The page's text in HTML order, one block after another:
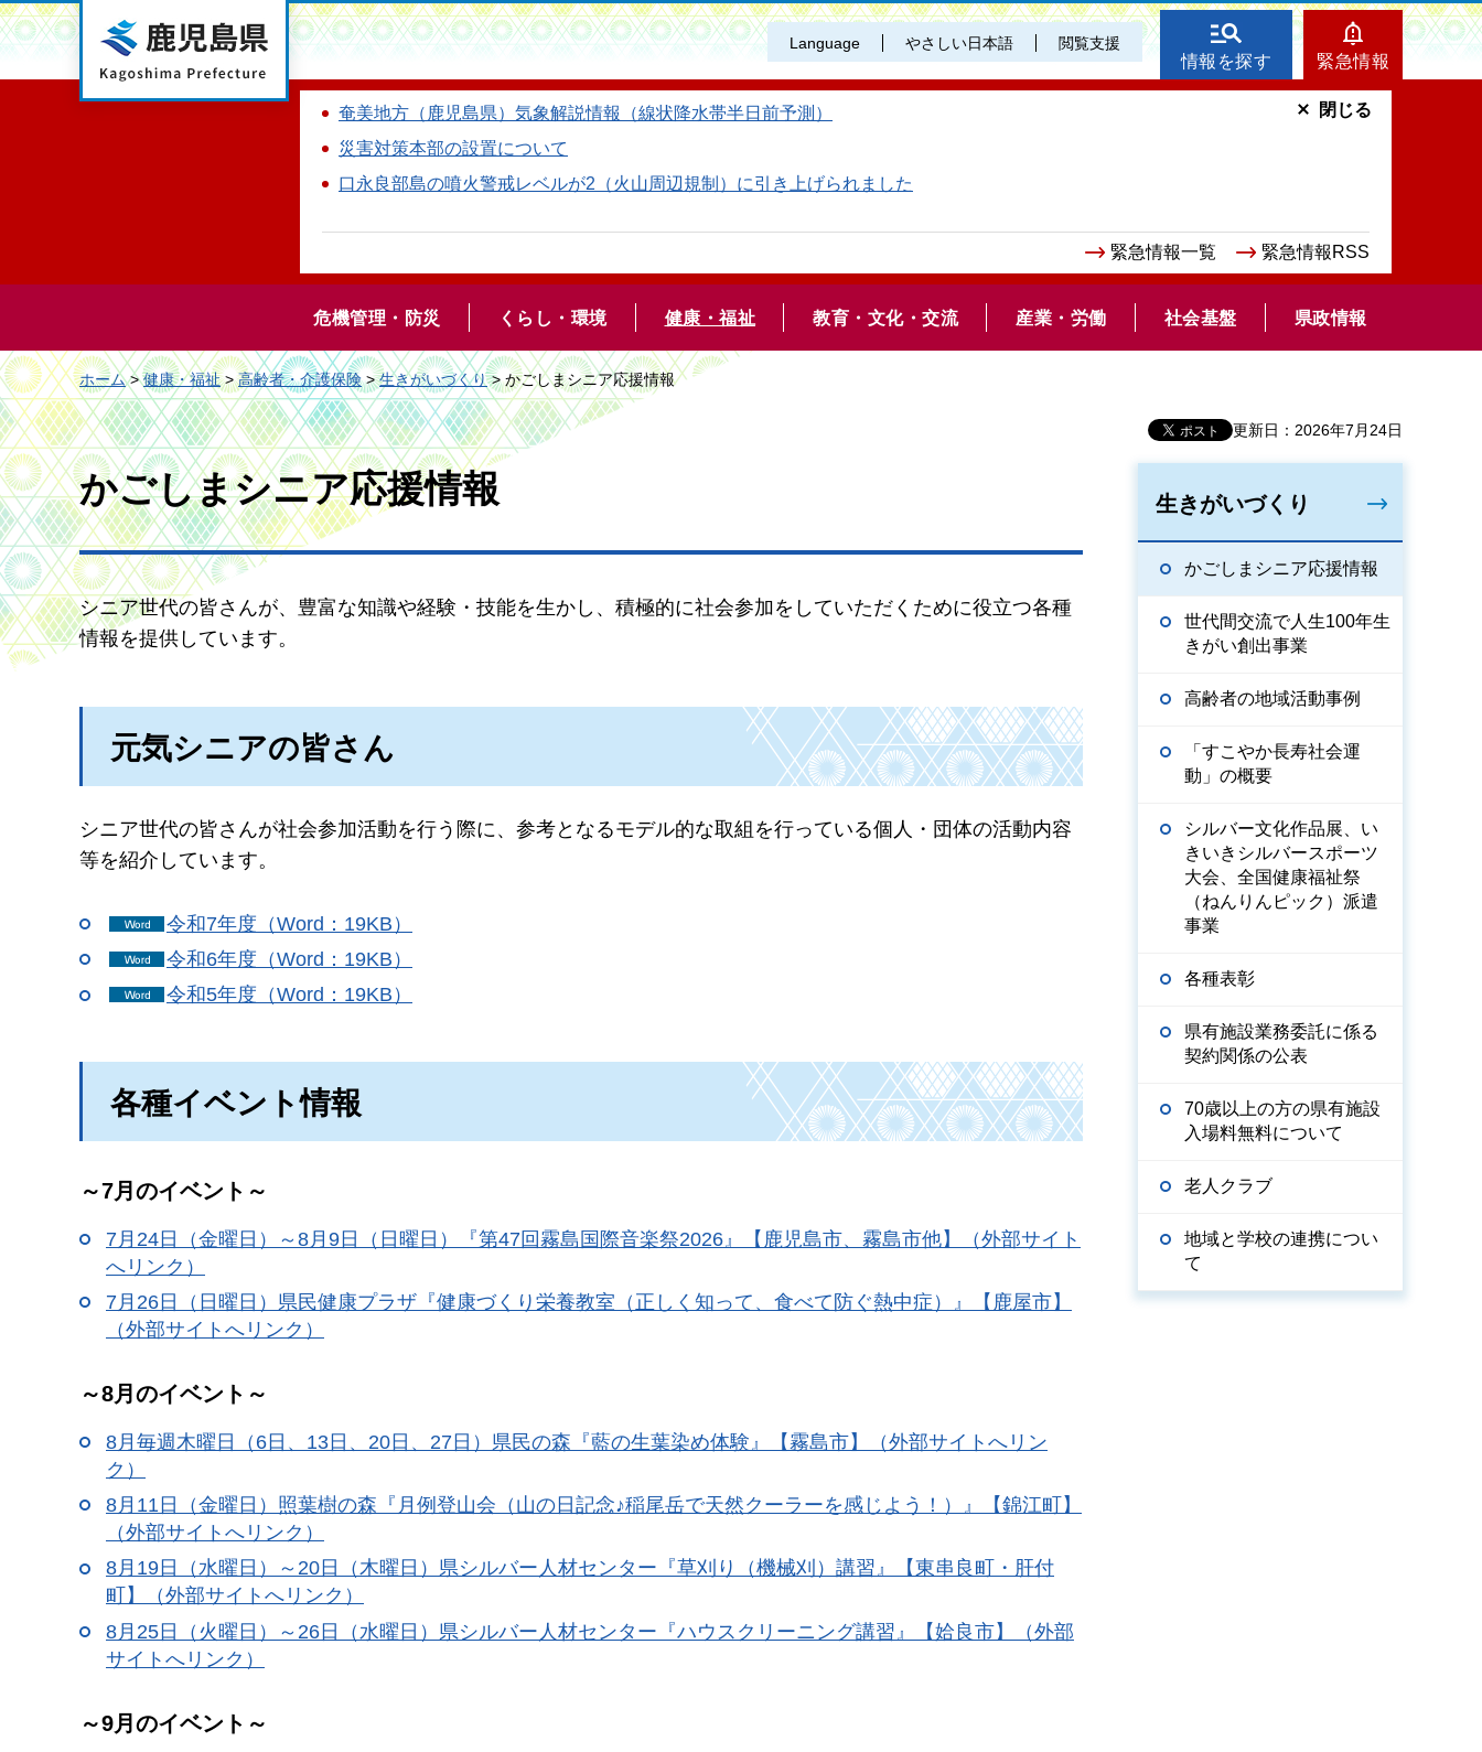
鹿児島県 Language やさしい日本語 閲覧支援
情報を探す 緊急情報
奄美地方（鹿児島県）気象解説情報（線状降水帯半日前予測）
災害対策本部の設置について
口永良部島の噴火警戒レベルが2（火山周辺規制）に引き上げられました
緊急情報一覧 緊急情報RSS
閉じる
危機管理・防災 くらし・環境 健康・福祉 教育・文化・交流 産業・労働 社会基盤 県政情報
ホーム>健康・福祉>高齢者・介護保険>生きがいづくり> かごしまシニア応援情報
更新日：2026年7月24日
かごしまシニア応援情報
シニア世代の皆さんが、豊富な知識や経験・技能を生かし、積極的に社会参加をしていただくために役立つ各種
情報を提供しています。
元気シニアの皆さん
シニア世代の皆さんが社会参加活動を行う際に、参考となるモデル的な取組を行っている個人・団体の活動内容
等を紹介しています。
令和7年度（Word：19KB）
令和6年度（Word：19KB）
令和5年度（Word：19KB）
各種イベント情報
～7月のイベント～
7月24日（金曜日）～8月9日（日曜日）『第47回霧島国際音楽祭2026』【鹿児島市、霧島市他】（外部サイト
へリンク）
7月26日（日曜日）県民健康プラザ『健康づくり栄養教室（正しく知って、食べて防ぐ熱中症）』【鹿屋市】
（外部サイトへリンク）
～8月のイベント～
8月毎週木曜日（6日、13日、20日、27日）県民の森『藍の生葉染め体験』【霧島市】（外部サイトへリン
ク）
8月11日（金曜日）照葉樹の森『月例登山会（山の日記念♪稲尾岳で天然クーラーを感じよう！）』【錦江町】
（外部サイトへリンク）
8月19日（水曜日）～20日（木曜日）県シルバー人材センター『草刈り（機械刈）講習』【東串良町・肝付
町】（外部サイトへリンク）
8月25日（火曜日）～26日（水曜日）県シルバー人材センター『ハウスクリーニング講習』【姶良市】（外部
サイトへリンク）
～9月のイベント～
生きがいづくり
かごしまシニア応援情報
世代間交流で人生100年生
きがい創出事業
高齢者の地域活動事例
「すこやか長寿社会運
動」の概要
シルバー文化作品展、い
きいきシルバースポーツ
大会、全国健康福祉祭
（ねんりんピック）派遣
事業
各種表彰
県有施設業務委託に係る
契約関係の公表
70歳以上の方の県有施設
入場料無料について
老人クラブ
地域と学校の連携につい
て